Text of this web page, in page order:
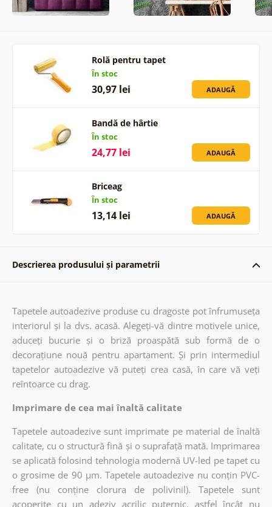
Rolă pentru tapet
În stoc
30,97 lei ADAUGĂ
Bandă de hârtie
În stoc
24,77 lei ADAUGĂ
Briceag
În stoc
13,14 lei ADAUGĂ
Descrierea produsului și parametrii
Tapetele autoadezive produse cu dragoste pot înfrumuseța
interiorul și la dvs. acasă. Alegeți-vă dintre motivele unice,
aduceți bucurie și o briză proaspătă sub formă de o
decorațiune nouă pentru apartament. Și prin intermediul
tapetelor autoadezive vă puteți crea casă, în care vă veți
reîntoarce cu drag.
Imprimare de cea mai înaltă calitate
Tapetele autoadezive sunt imprimate pe material de înaltă
calitate, cu o structură fină și o suprafață mată. Imprimarea
se aplicată folosind tehnologia modernă UV-led pe tapet cu
o grosime de 90 µm. Tapetele autoadezive nu conțin PVC-
free (nu conține clorura de polivinil). Tapetele sunt
acoperite cu un adeziv acrilic puternic, astfel încât nu